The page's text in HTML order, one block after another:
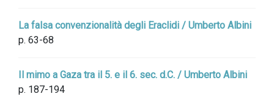
La falsa convenzionalità degli Eraclidi / Umberto Albini
p. 63-68
Il mimo a Gaza tra il 5. e il 6. sec. d.C. / Umberto Albini
p. 187-194